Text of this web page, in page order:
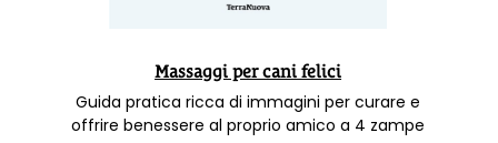
Massaggi per cani felici
Guida pratica ricca di immagini per curare e
offrire benessere al proprio amico a 4 zampe